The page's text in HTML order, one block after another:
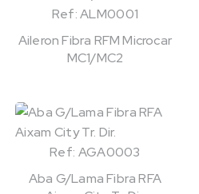
Ref: ALM0001
Aileron Fibra RFM Microcar
MC1/MC2
Ref: AGA0003
Aba G/Lama Fibra RFA